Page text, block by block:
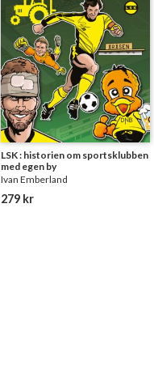
LSK : historien om sportsklubben
med egen by
Ivan Emberland
279 kr